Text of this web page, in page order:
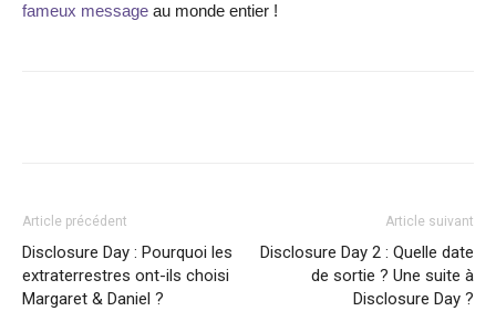
fameux message au monde entier !
Article précédent
Disclosure Day : Pourquoi les
extraterrestres ont-ils choisi
Margaret & Daniel ?
Article suivant
Disclosure Day 2 : Quelle date
de sortie ? Une suite à
Disclosure Day ?